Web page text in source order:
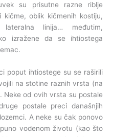
su prisutne razne riblje
oblik kičmenih kostiju,
linija… međutim,
izražene da se ihtiostega
poput ihtiostege su se raširili
na stotine raznih vrsta (na
Neke od ovih vrsta su postale
postale preci današnjih
A neke su čak ponovo
vodenom životu (kao što